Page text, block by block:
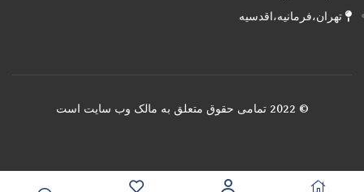
تهران،فرمانیه،اقدسیه
© 2022 تمامی حقوق متعلق به مالک وب سایت است